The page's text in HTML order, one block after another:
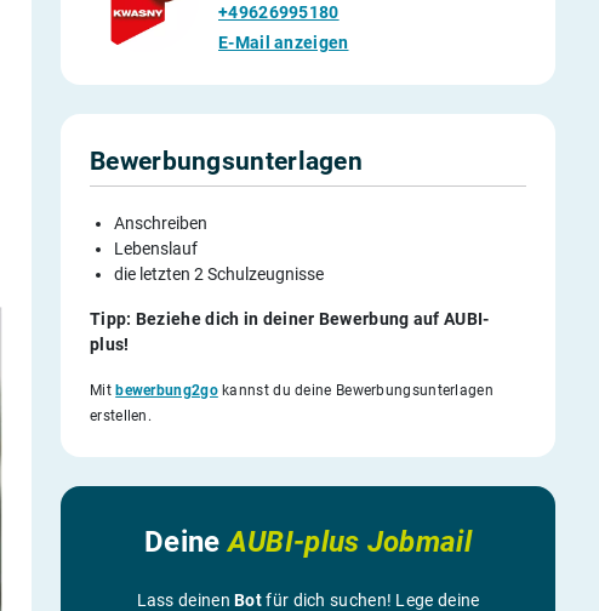
+49626995180
E-Mail anzeigen
Bewerbungsunterlagen
Anschreiben
Lebenslauf
die letzten 2 Schulzeugnisse
Tipp: Beziehe dich in deiner Bewerbung auf AUBI-
plus!
Mitbewerbung2gokannst du deine Bewerbungsunterlagen
erstellen.
DeineAUBI-plus Jobmail
Lass deinenBotfür dich suchen! Lege deine